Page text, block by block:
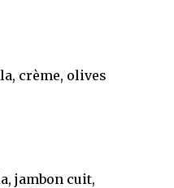
crème, olives
jambon cuit,